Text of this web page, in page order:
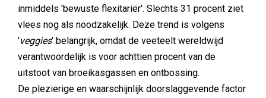
inmiddels 'bewuste flexitariër'. Slechts 31 procent ziet
vlees nog als noodzakelijk. Deze trend is volgens
'veggies' belangrijk, omdat de veeteelt wereldwijd
verantwoordelijk is voor achttien procent van de
uitstoot van broeikasgassen en ontbossing.
De plezierige en waarschijnlijk doorslaggevende factor